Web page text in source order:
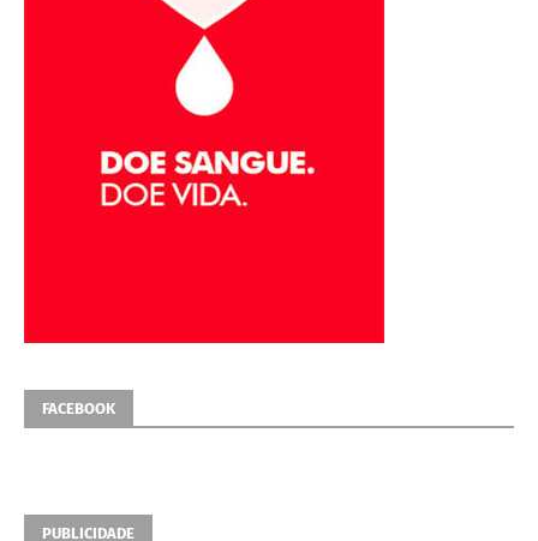
FACEBOOK
PUBLICIDADE